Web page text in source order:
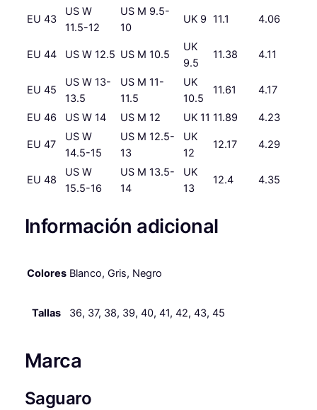
EU 43
US W
11.5-12
US M 9.5-
10
UK 9 11.1 4.06
EU 44 US W 12.5 US M 10.5
UK
9.5
11.38 4.11
EU 45
US W 13-
13.5
US M 11-
11.5
UK
10.5
11.61 4.17
EU 46 US W 14 US M 12 UK 11 11.89 4.23
EU 47
US W
14.5-15
US M 12.5-
13
UK
12
12.17 4.29
EU 48
US W
15.5-16
US M 13.5-
14
UK
13
12.4 4.35
Información adicional
Colores Blanco, Gris, Negro
Tallas 36, 37, 38, 39, 40, 41, 42, 43, 45
Marca
Saguaro